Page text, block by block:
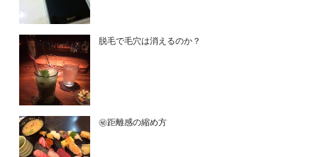
脱毛で毛穴は消えるのか？
㊙距離感の縮め方